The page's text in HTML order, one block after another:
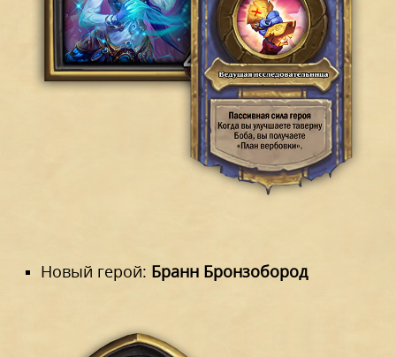
Новый герой: Бранн Бронзобород